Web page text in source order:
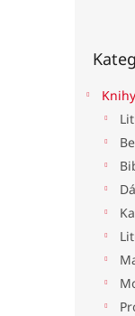
Knihy